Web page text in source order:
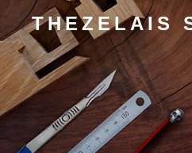
THEZELAIS